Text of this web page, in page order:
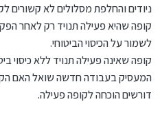
האם החלפת מסלול (וגם חברה)
פעילה?
איך מגיעים בעבודה החדשה
לחתום/לאשר או משהו]?
ניודים והחלפת מסלולים לא קשורים
קופה שהיא פעילה תנויד רק לאחר
לשמור על הכיסוי הביטוחי.
קופה שאינה פעילה תנויד ללא כיסוי
המעסיק בעבודה חדשה שואל האם
דורשים הוכחה לקופה פעילה.